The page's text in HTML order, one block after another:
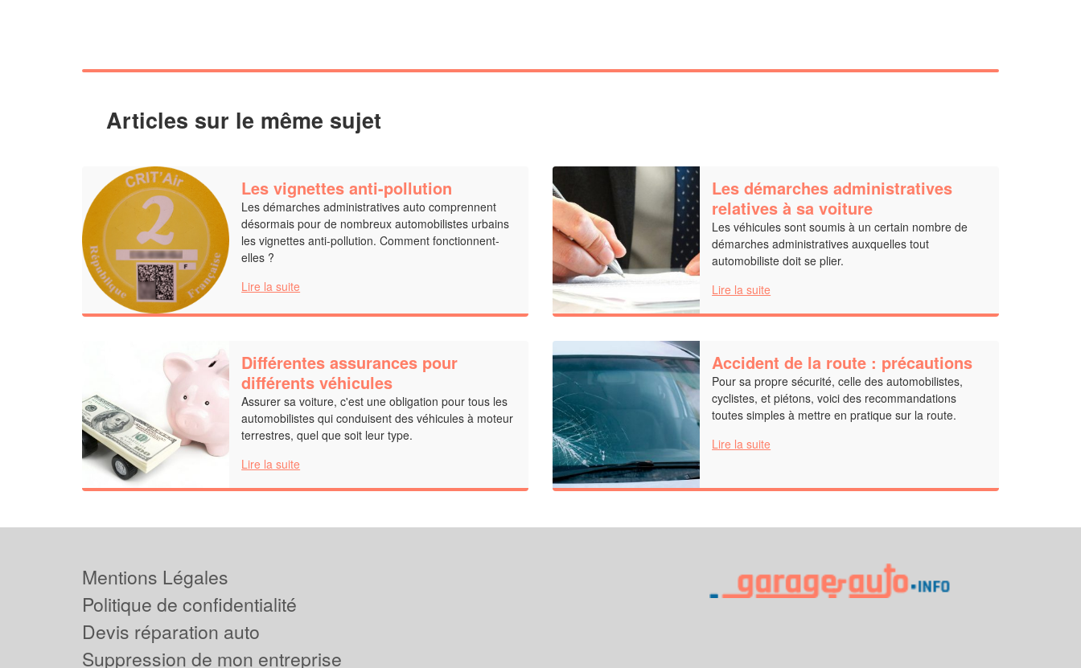
Articles sur le même sujet
Les vignettes anti-pollution
Les démarches administratives auto comprennent
désormais pour de nombreux automobilistes urbains
les vignettes anti-pollution. Comment fonctionnent-
elles ?
Lire la suite
Les démarches administratives
relatives à sa voiture
Les véhicules sont soumis à un certain nombre de
démarches administratives auxquelles tout
automobiliste doit se plier.
Lire la suite
Différentes assurances pour
différents véhicules
Assurer sa voiture, c'est une obligation pour tous les
automobilistes qui conduisent des véhicules à moteur
terrestres, quel que soit leur type.
Lire la suite
Accident de la route : précautions
Pour sa propre sécurité, celle des automobilistes,
cyclistes, et piétons, voici des recommandations
toutes simples à mettre en pratique sur la route.
Lire la suite
Mentions Légales
Politique de confidentialité
Devis réparation auto
Suppression de mon entreprise